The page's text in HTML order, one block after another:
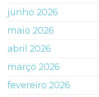
junho 2026
maio 2026
abril 2026
março 2026
fevereiro 2026